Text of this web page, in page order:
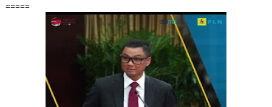
=====